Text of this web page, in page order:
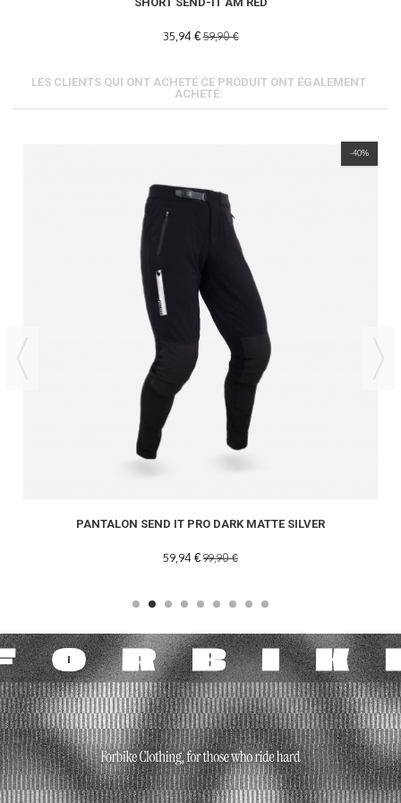
35,94 €59,90 €
LES CLIENTS QUI ONT ACHETÉ CE PRODUIT ONT ÉGALEMENT
ACHETÉ:
-40%
PANTALON SEND IT PRO DARK MATTE SILVER
59,94 € 99,90 €